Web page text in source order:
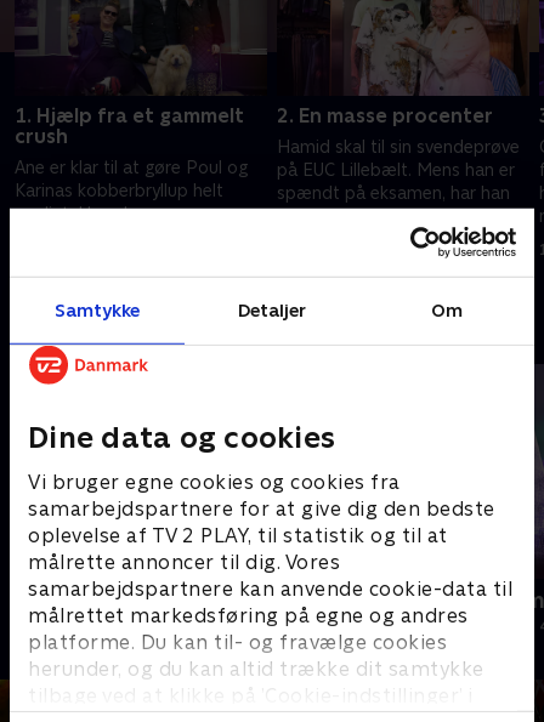
Samtykke Detaljer Om
Dine data og cookies
Vi bruger egne cookies og cookies fra
samarbejdspartnere for at give dig den bedste
oplevelse af TV 2 PLAY, til statistik og til at
målrette annoncer til dig. Vores
samarbejdspartnere kan anvende cookie-data til
målrettet markedsføring på egne og andres
platforme. Du kan til- og fravælge cookies
herunder, og du kan altid trække dit samtykke
tilbage ved at klikke på ’Cookie-indstillinger’ i
1. Hjælp fra et gammelt
crush
Ane er klar til at gøre Poul og
Karinas kobberbryllup helt
særligt. Hvordan reagerer
gammel crush?
2. En masse procenter
Hamid skal til sin svendeprøve
på EUC Lillebælt. Mens han er
spændt på eksamen, har han
skolens dimission. Det vil Ane
6. oktober 2023 • 22 min
Jul på slottet - Warwick
2020 • Livsstil • 46 min
Julelys for
2022 • Livsstil •